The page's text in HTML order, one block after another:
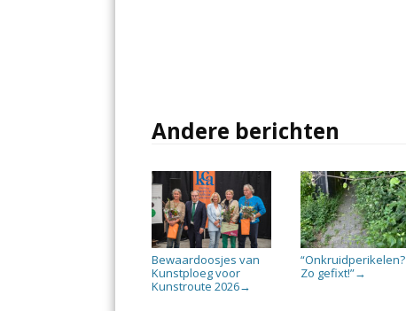
Andere berichten
Bewaardoosjes van
Kunstploeg voor
Kunstroute 2026→
“Onkruidperikelen?
Zo gefixt!”→